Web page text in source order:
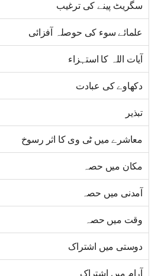
سگریٹ پینے کی ترغیب
علمائے سوء کی حوصلہ آفزائی
آیات اللہ کا استہزاء
دکھاوے کی عبادت
تبذیر
معاشرے میں ٹی وی کا اثر رسوخ
مکان میں حصہ
آمدنی میں حصہ
وقت میں حصہ
دوستی میں اشتراک
آرام میں اشتراک